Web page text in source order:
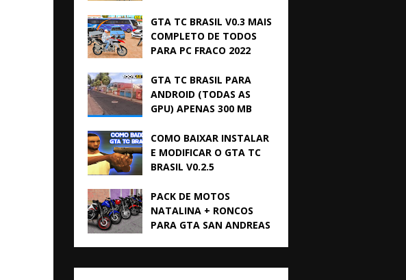
GTA TC BRASIL V0.3 MAIS
COMPLETO DE TODOS
PARA PC FRACO 2022
GTA TC BRASIL PARA
ANDROID (TODAS AS
GPU) APENAS 300 MB
COMO BAIXAR INSTALAR
E MODIFICAR O GTA TC
BRASIL V0.2.5
PACK DE MOTOS
NATALINA + RONCOS
PARA GTA SAN ANDREAS